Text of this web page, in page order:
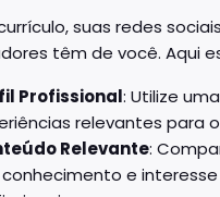
suas redes
têm de você. Aqui
Profissional: Utilize uma
relevantes para
Relevante:
e